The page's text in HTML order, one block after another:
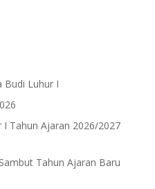
Budi Luhur I
I Tahun Ajaran 2026/2027
Tahun Ajaran Baru